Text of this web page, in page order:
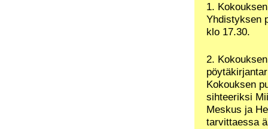
1.
Yhdistyksen
klo 17.30.
2.
Kokouksen
sihteeriksi
Meskus ja
tarvittaessa